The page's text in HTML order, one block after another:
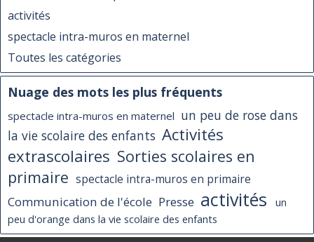
activités
spectacle intra-muros en maternel
Toutes les catégories
Nuage des mots les plus fréquents
spectacle intra-muros en maternel un peu de rose dans
la vie scolaire des enfants Activités
extrascolaires Sorties scolaires en
primaire spectacle intra-muros en primaire
Communication de l'école Presse activités
un
peu d'orange dans la vie scolaire des enfants